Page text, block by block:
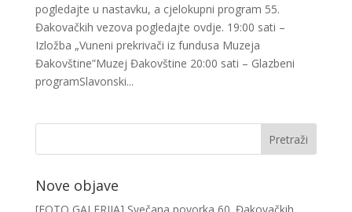
pogledajte u nastavku, a cjelokupni program 55.
Đakovačkih vezova pogledajte ovdje. 19:00 sati –
Izložba „Vuneni prekrivači iz fundusa Muzeja
Đakovštine”Muzej Đakovštine 20:00 sati – Glazbeni
programSlavonski...
Nove objave